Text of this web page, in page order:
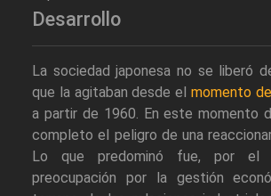
Desarrollo
La sociedad japonesa no se liberó
que la agitaban desde el momento
a partir de 1960. En este momento
completo el peligro de una
Lo que predominó fue, por el
preocupación por la gestión